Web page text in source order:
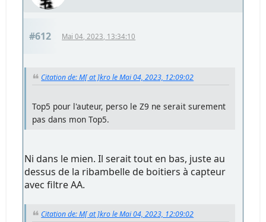
#612 Mai 04, 2023, 13:34:10
Citation de: M[ at ]kro le Mai 04, 2023, 12:09:02
Top5 pour l'auteur, perso le Z9 ne serait surement
pas dans mon Top5.
Ni dans le mien. Il serait tout en bas, juste au
dessus de la ribambelle de boitiers à capteur
avec filtre AA.
Citation de: M[ at ]kro le Mai 04, 2023, 12:09:02